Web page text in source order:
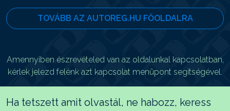
TOVÁBB AZ AUTOREG.HU FŐOLDALRA
Amennyiben észrevételed van az oldalunkal kapcsolatban,
kérlek jelezd felénk azt kapcsolat menüpont segítségével.
Ha tetszett amit olvastál, ne habozz, keress